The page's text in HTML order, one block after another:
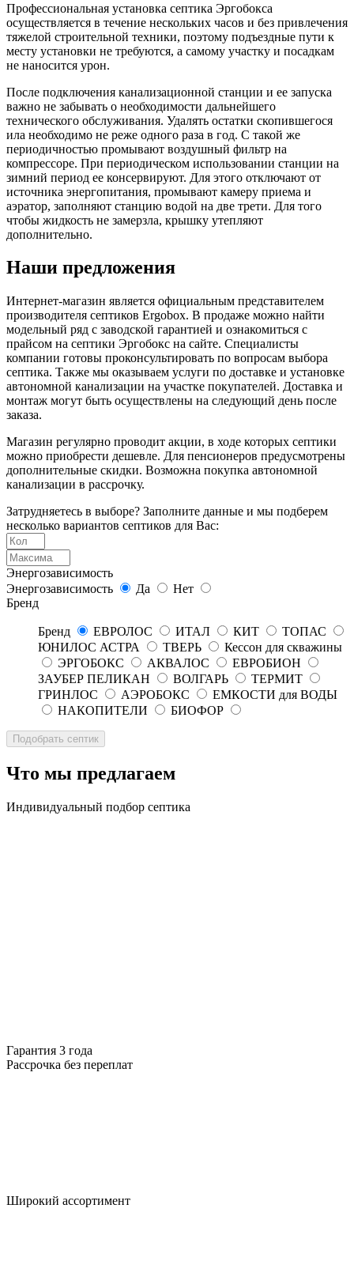
Профессиональная установка септика Эргобокса
осуществляется в течение нескольких часов и без привлечения
тяжелой строительной техники, поэтому подъездные пути к
месту установки не требуются, а самому участку и посадкам
не наносится урон.
После подключения канализационной станции и ее запуска
важно не забывать о необходимости дальнейшего
технического обслуживания. Удалять остатки скопившегося
ила необходимо не реже одного раза в год. С такой же
периодичностью промывают воздушный фильтр на
компрессоре. При периодическом использовании станции на
зимний период ее консервируют. Для этого отключают от
источника энергопитания, промывают камеру приема и
аэратор, заполняют станцию водой на две трети. Для того
чтобы жидкость не замерзла, крышку утепляют
дополнительно.
Наши предложения
Интернет-магазин является официальным представителем
производителя септиков Ergobox. В продаже можно найти
модельный ряд с заводской гарантией и ознакомиться с
прайсом на септики Эргобокс на сайте. Специалисты
компании готовы проконсультировать по вопросам выбора
септика. Также мы оказываем услуги по доставке и установке
автономной канализации на участке покупателей. Доставка и
монтаж могут быть осуществлены на следующий день после
заказа.
Магазин регулярно проводит акции, в ходе которых септики
можно приобрести дешевле. Для пенсионеров предусмотрены
дополнительные скидки. Возможна покупка автономной
канализации в рассрочку.
Затрудняетесь в выборе? Заполните данные и мы подберем
несколько вариантов септиков для Вас:
Энергозависимость
Энергозависимость
Да
Нет
Бренд
Бренд ЕВРОЛОС ИТАЛ КИТ
ТОПАС
ЮНИЛОС АСТРА
ТВЕРЬ
Кессон для скважины
ЭРГОБОКС
АКВАЛОС
ЕВРОБИОН
ЗАУБЕР ПЕЛИКАН
ВОЛГАРЬ
ТЕРМИТ
ГРИНЛОС
АЭРОБОКС
ЕМКОСТИ для ВОДЫ
НАКОПИТЕЛИ
БИОФОР
Что мы предлагаем
Индивидуальный подбор септика
Гарантия 3 года
Рассрочка без переплат
Широкий ассортимент